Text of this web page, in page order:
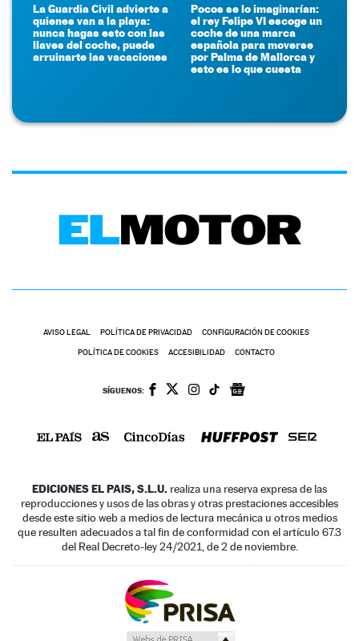
La Guardia Civil advierte a
quienes van a la playa:
nunca hagas esto con las
llaves del coche, puede
arruinarte las vacaciones
Pocos se lo imaginarían:
el rey Felipe VI escoge un
coche de una marca
española para moverse
por Palma de Mallorca y
esto es lo que cuesta
AVISO LEGAL POLÍTICA DE PRIVACIDAD CONFIGURACIÓN DE COOKIES
POLÍTICA DE COOKIES ACCESIBILIDAD CONTACTO
SÍGUENOS:
EDICIONES EL PAIS, S.L.U. realiza una reserva expresa de las
reproducciones y usos de las obras y otras prestaciones accesibles
desde este sitio web a medios de lectura mecánica u otros medios
que resulten adecuados a tal fin de conformidad con el artículo 67.3
del Real Decreto-ley 24/2021, de 2 de noviembre.